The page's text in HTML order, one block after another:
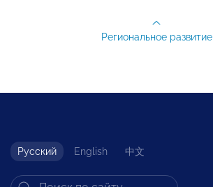
Региональное развитие
Русский English 中文